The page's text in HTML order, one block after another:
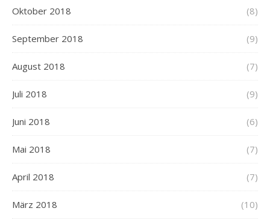
Oktober 2018 (8)
September 2018 (9)
August 2018 (7)
Juli 2018 (9)
Juni 2018 (6)
Mai 2018 (7)
April 2018 (7)
März 2018 (10)